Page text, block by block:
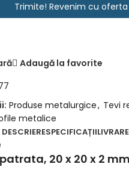
Trimite! Revenim cu
Adaugă la favorite
Produse metalurgice, Tevi
metalice
DESCRIERESPECIFICAȚIILIVRARE
20 x 20 x 2 mm